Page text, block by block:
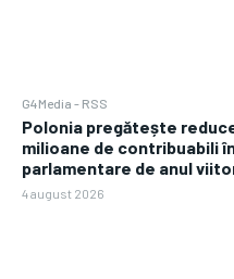
G4Media - RSS
Polonia pregătește
milioane de contribuabili
parlamentare de anul
4 august 2026